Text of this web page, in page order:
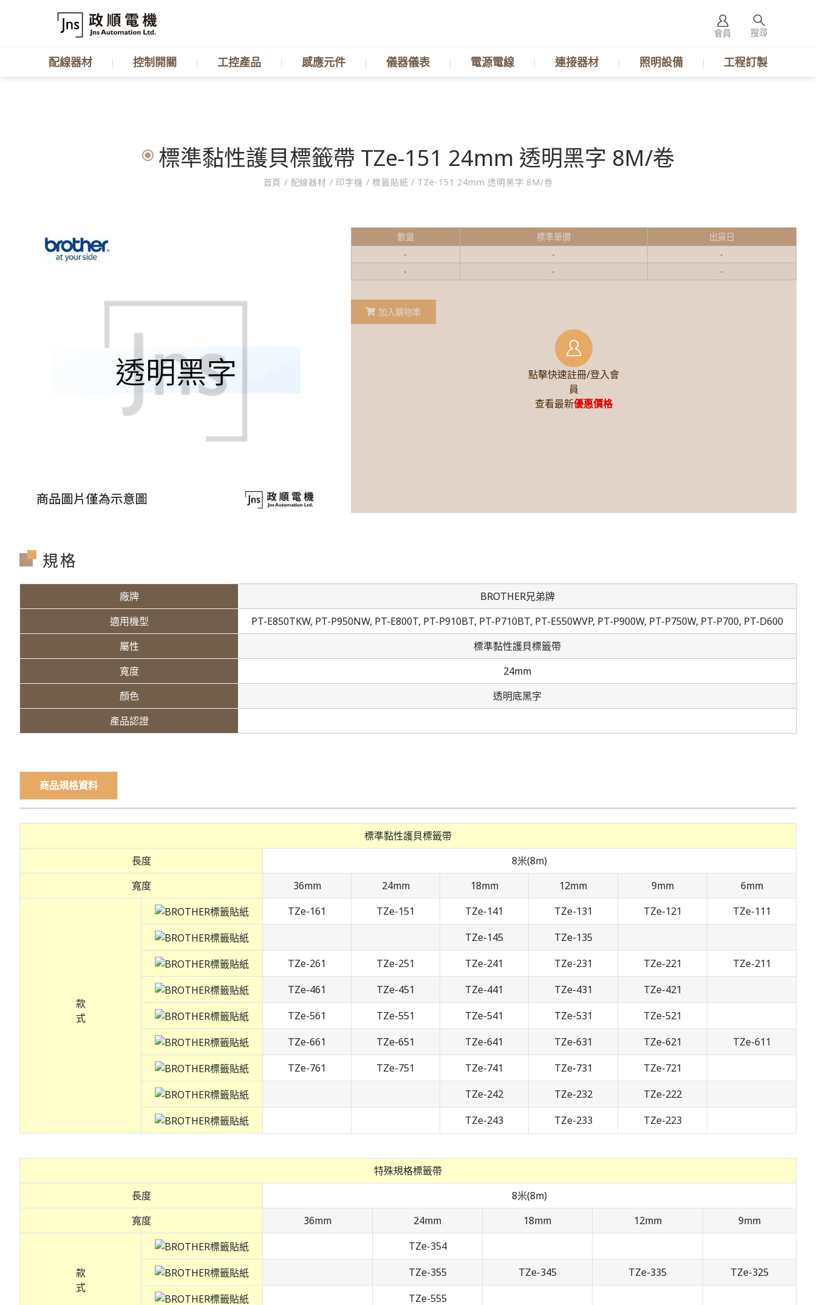
會員 搜尋
配線器材 控制開關 工控產品 感應元件 儀器儀表 電源電線 連接器材 照明設備 工程訂製
標準黏性護貝標籤帶 TZe-151 24mm 透明黑字 8M/卷
首頁/ 配線器材 / 印字機 / 標籤貼紙/ TZe-151 24mm 透明黑字 8M/卷
點擊快速註冊/登入會
員
查看最新優惠價格
數量 標準單價
出貨日
-
-
-
-
- -
加入購物車
規格
廠牌
BROTHER兄弟牌
適用機型
PT-E850TKW, PT-P950NW, PT-E800T, PT-P910BT, PT-P710BT, PT-E550WVP, PT-P900W, PT-P750W, PT-P700, PT-D600
屬性
標準黏性護貝標籤帶
寬度
24mm
顏色
透明底黑字
產品認證
商品規格資料
標準黏性護貝標籤帶
長度
8米(8m)
寬度
36mm 24mm 18mm 12mm 9mm 6mm
款
式
TZe-161 TZe-151 TZe-141 TZe-131 TZe-121
TZe-111
TZe-145
TZe-135
TZe-261
TZe-251 TZe-241 TZe-231 TZe-221
TZe-211
TZe-461
TZe-451 TZe-441 TZe-431
TZe-421
TZe-561
TZe-551 TZe-541 TZe-531
TZe-521
TZe-661
TZe-651 TZe-641 TZe-631 TZe-621
TZe-611
TZe-761
TZe-751 TZe-741 TZe-731
TZe-721
TZe-242
TZe-232
TZe-222
TZe-243
TZe-233 TZe-223
特殊規格標籤帶
長度
8米(8m)
寬度
36mm 24mm 18mm 12mm 9mm
款
式
TZe-354
TZe-355
TZe-345 TZe-335
TZe-325
TZe-555